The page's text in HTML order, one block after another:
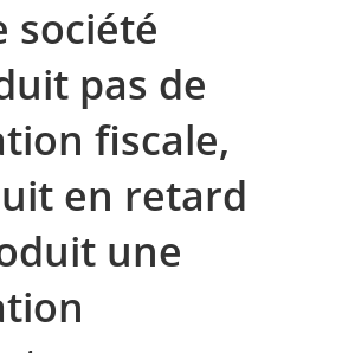
société
pas de
fiscale,
en retard
une